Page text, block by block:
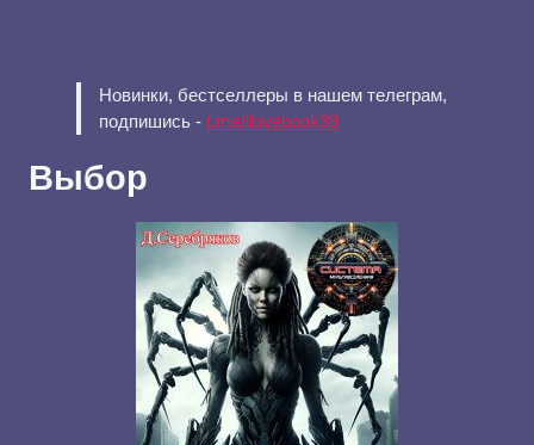
Новинки, бестселлеры в нашем телеграм,
подпишись - t.me/ilovebook99
Выбор